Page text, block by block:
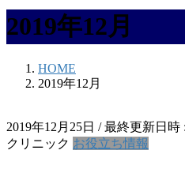
2019年12月
HOME
2019年12月
2019年12月25日 / 最終更新日時 :
クリニック お役立ち情報